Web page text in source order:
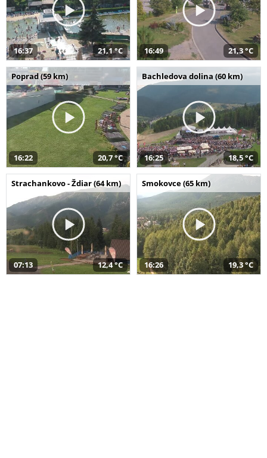
16:37 21,1 °C 16:49 21,3 °C
Poprad (59 km)
16:22 20,7 °C
Bachledova dolina (60 km)
16:25 18,5 °C
Strachankovo - Ždiar (64 km)
07:13 12,4 °C
Smokovce (65 km)
16:26 19,3 °C